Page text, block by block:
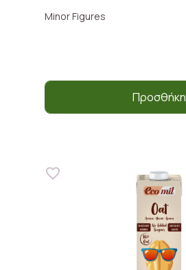
Minor Figures
Προσθήκη